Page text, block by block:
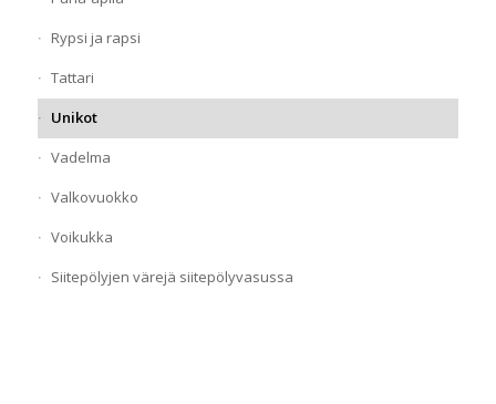
Rypsi ja rapsi
Tattari
Unikot
Vadelma
Valkovuokko
Voikukka
Siitepölyjen värejä siitepölyvasussa